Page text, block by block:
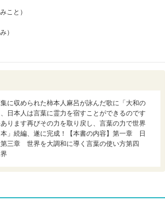
こと）
）
に収められた柿本人麻呂が詠んだ歌に「大和の
日本人は言葉に霊力を宿すことができるのです
ります再びその力を取り戻し、言葉の力で世界
」続編、遂に完成！【本書の内容】第一章 日
三章 世界を大調和に導く言葉の使い方第四